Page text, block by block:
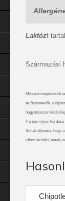
Laktózt
Származási
Mindent megteszünk
az összetevők, a
hagyatkozzon
Ha bármilyen
Annak ellenére, hogy
információért, amely